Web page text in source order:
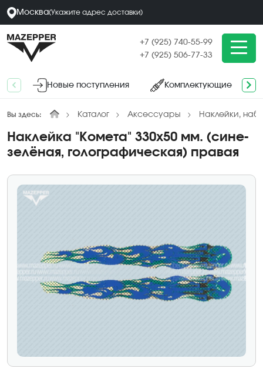
Москва(Укажите адрес доставки)
+7 (925) 740-55-99
+7 (925) 506-77-33
Новые поступления Комплектующие
Вы здесь: Каталог Аксессуары Наклейки,
Наклейка "Комета" 330х50 мм. (сине-
зелёная, голографическая) правая